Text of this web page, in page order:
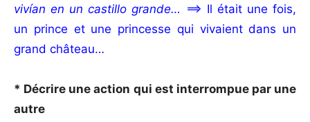
vivían en un castillo grande… ==> Il était une fois,
un prince et une princesse qui vivaient dans un
grand château…
* Décrire une action qui est interrompue par une
autre